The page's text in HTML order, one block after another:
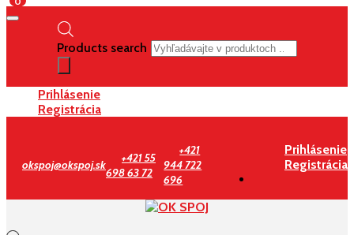
Products search
Prihlásenie
Registrácia
okspoj@okspoj.sk
+421 55
698 63 72
+421
944 722
696
Prihlásenie
Registrácia